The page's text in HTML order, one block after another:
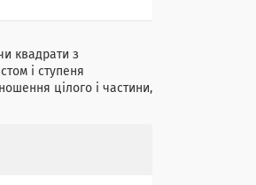
квадрати з
і ступеня
цілого і частини,